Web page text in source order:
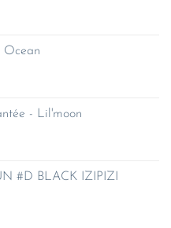
Ocean
- Lil'moon
#D BLACK IZIPIZI